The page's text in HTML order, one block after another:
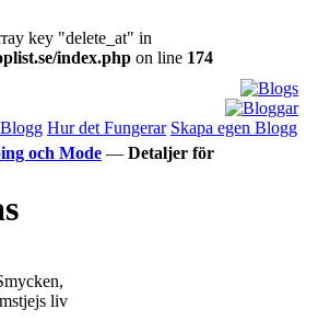
key "delete_at" in
index.php on line 174
Hur det Fungerar Skapa egen Blogg
och Mode — Detaljer för
liv